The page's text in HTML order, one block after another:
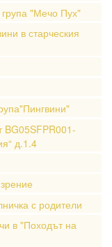
"Мечо Пух"
в старческия
BG05SFPR001-
д.1.4
с родители
в "Походът на